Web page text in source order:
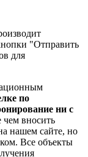
"Отправить
для
по
ни с
вносить
нашем сайте, но
Все объекты